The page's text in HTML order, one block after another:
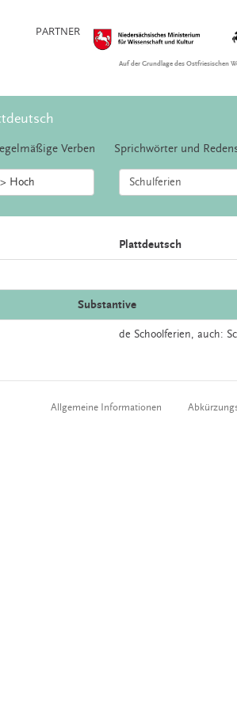
PARTNER
Auf der Grundlage des Ostfriesischen
Verben Sprichwörter und
Hoch
Plattdeutsch
Substantive
de Schoolferien, auch:
Allgemeine Informationen